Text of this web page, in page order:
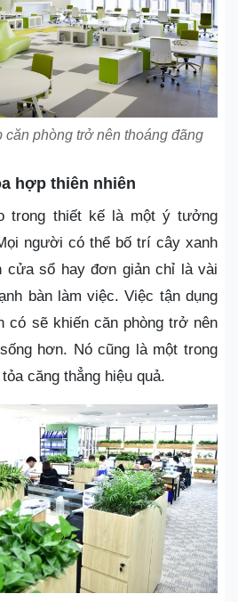
căn phòng trở nên thoáng đãng
hợp thiên nhiên
trong thiết kế là một ý tưởng
người có thể bố trí cây xanh
cửa sổ hay đơn giản chỉ là vài
bàn làm việc. Việc tận dụng
có sẽ khiến căn phòng trở nên
hơn. Nó cũng là một trong
căng thẳng hiệu quả.